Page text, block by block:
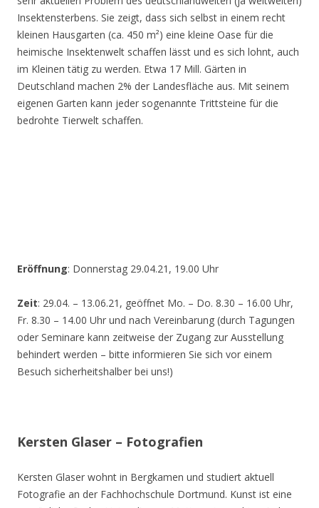
Insektensterbens. Sie zeigt, dass sich selbst in einem recht
kleinen Hausgarten (ca. 450 m²) eine kleine Oase für die
heimische Insektenwelt schaffen lässt und es sich lohnt, auch
im Kleinen tätig zu werden. Etwa 17 Mill. Gärten in
Deutschland machen 2% der Landesfläche aus. Mit seinem
eigenen Garten kann jeder sogenannte Trittsteine für die
bedrohte Tierwelt schaffen.
Eröffnung: Donnerstag 29.04.21, 19.00 Uhr
Zeit: 29.04. – 13.06.21, geöffnet Mo. – Do. 8.30 – 16.00 Uhr,
Fr. 8.30 – 14.00 Uhr und nach Vereinbarung (durch Tagungen
oder Seminare kann zeitweise der Zugang zur Ausstellung
behindert werden – bitte informieren Sie sich vor einem
Besuch sicherheitshalber bei uns!)
Kersten Glaser – Fotografien
Kersten Glaser wohnt in Bergkamen und studiert aktuell
Fotografie an der Fachhochschule Dortmund. Kunst ist eine